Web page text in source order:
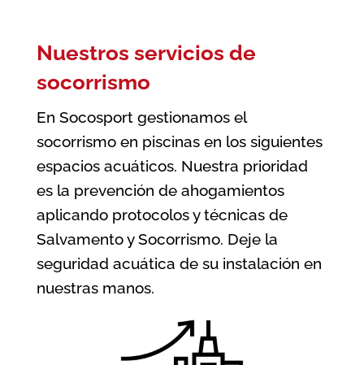
Nuestros servicios de
socorrismo
En Socosport gestionamos el
socorrismo en piscinas en los siguientes
espacios acuáticos. Nuestra prioridad
es la prevención de ahogamientos
aplicando protocolos y técnicas de
Salvamento y Socorrismo. Deje la
seguridad acuática de su instalación en
nuestras manos.